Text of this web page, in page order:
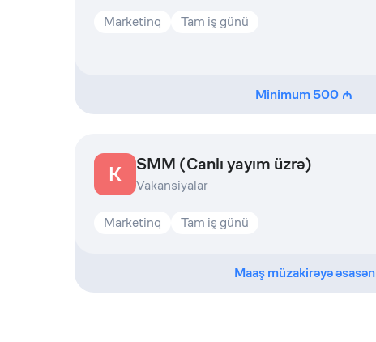
Marketinq Tam iş günü
Minimum500
K SMM (Canlı yayım üzrə)
Vakansiyalar
Marketinq Tam iş günü
Maaş müzakirəyə əsasən